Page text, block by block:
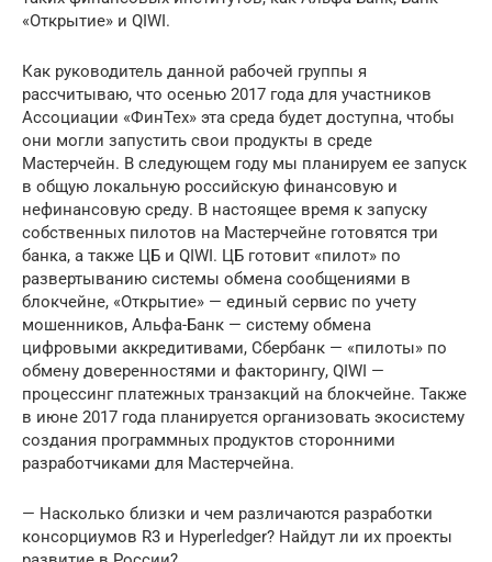
«Открытие» и QIWI.
Как руководитель данной рабочей группы я
рассчитываю, что осенью 2017 года для участников
Ассоциации «ФинТех» эта среда будет доступна, чтобы
они могли запустить свои продукты в среде
Мастерчейн. В следующем году мы планируем ее запуск
в общую локальную российскую финансовую и
нефинансовую среду. В настоящее время к запуску
собственных пилотов на Мастерчейне готовятся три
банка, а также ЦБ и QIWI. ЦБ готовит «пилот» по
развертыванию системы обмена сообщениями в
блокчейне, «Открытие» — единый сервис по учету
мошенников, Альфа-Банк — систему обмена
цифровыми аккредитивами, Сбербанк — «пилоты» по
обмену доверенностями и факторингу, QIWI —
процессинг платежных транзакций на блокчейне. Также
в июне 2017 года планируется организовать экосистему
создания программных продуктов сторонними
разработчиками для Мастерчейна.
— Насколько близки и чем различаются разработки
консорциумов R3 и Hyperledger? Найдут ли их проекты